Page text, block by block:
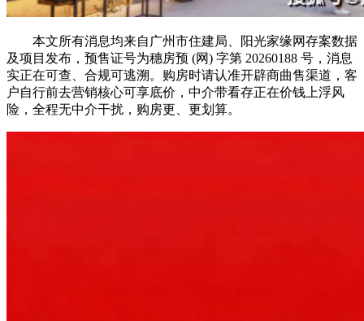
本文所有消息均来自广州市住建局、阳光家缘网存案数据
及项目发布，预售证号为穗房预 (网) 字第 20260188 号，消息
实正在可查、合规可逃溯。购房时请认准开辟商曲售渠道，客
户自行前去营销核心可享底价，中介带看存正在价钱上浮风
险，全程无中介干扰，购房更、更划算。